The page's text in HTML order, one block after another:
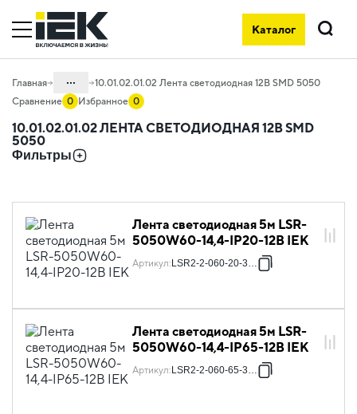
Каталог
Поиск
Главная ...
Каталог
10. Светотехника
10.01.02.01 Лента светодиодная 12В
10.01.02.01.02 Лента светодиодная 12В SMD 5050
Сравнение 0 Избранное 0
10.01.02.01.02 ЛЕНТА СВЕТОДИОДНАЯ 12В SMD
5050
Фильтры
Лента светодиодная 5м LSR-
5050W60-14,4-IP20-12В IEK
Артикул: LSR2-2-060-20-3-05
Лента светодиодная 5м LSR-
5050W60-14,4-IP65-12В IEK
Артикул: LSR2-2-060-65-3-05